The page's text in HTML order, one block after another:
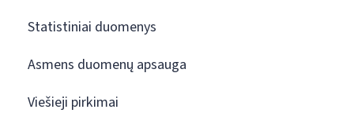
Statistiniai duomenys
Asmens duomenų apsauga
Viešieji pirkimai